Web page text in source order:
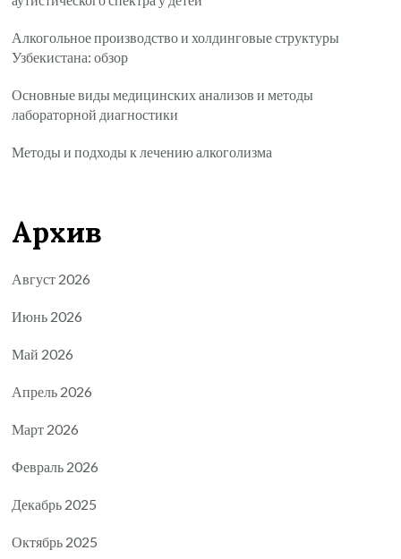
Алкогольное производство и холдинговые структуры
Узбекистана: обзор
Основные виды медицинских анализов и методы
лабораторной диагностики
Методы и подходы к лечению алкоголизма
Архив
Август 2026
Июнь 2026
Май 2026
Апрель 2026
Март 2026
Февраль 2026
Декабрь 2025
Октябрь 2025